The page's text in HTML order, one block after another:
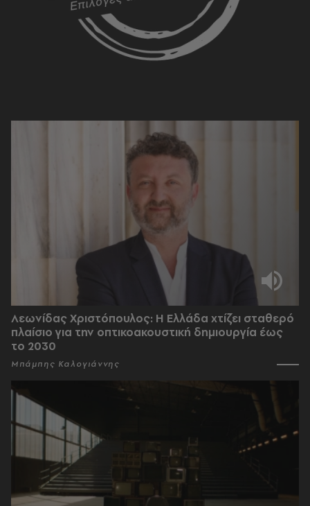
Λεωνίδας Χριστόπουλος: Η Ελλάδα χτίζει σταθερό
πλαίσιο για την οπτικοακουστική δημιουργία έως
το 2030
Μπάμπης Καλογιάννης